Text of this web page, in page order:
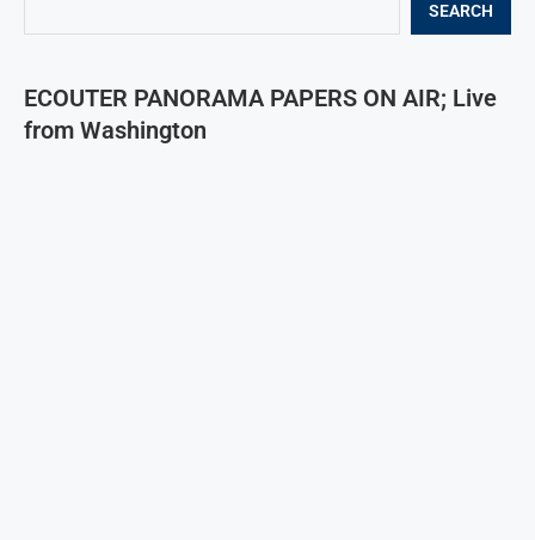
SEARCH
ECOUTER PANORAMA PAPERS ON AIR; Live
from Washington